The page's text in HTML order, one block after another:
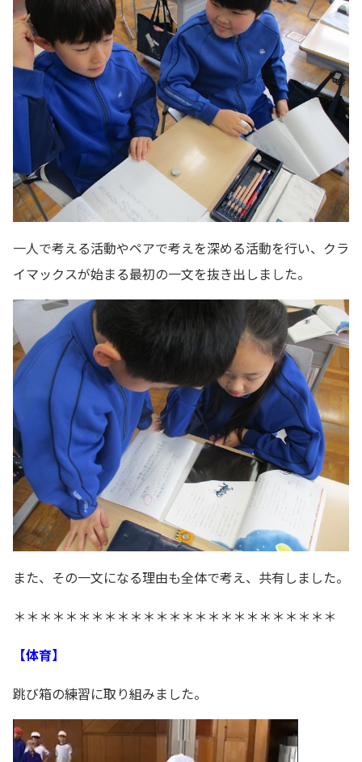
一人で考える活動やペアで考えを深める活動を行い、クラ
イマックスが始まる最初の一文を抜き出しました。
また、その一文になる理由も全体で考え、共有しました。
＊＊＊＊＊＊＊＊＊＊＊＊＊＊＊＊＊＊＊＊＊＊＊＊＊
【体育】
跳び箱の練習に取り組みました。